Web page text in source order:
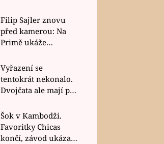
Filip Sajler znovu
před kamerou: Na
Primě ukáže
rychlé recepty
Vyřazení se
tentokrát nekonalo.
Dvojčata ale mají po
závodu nůž na krku
Šok v Kambodži.
Favoritky Chicas
končí, závod ukázal